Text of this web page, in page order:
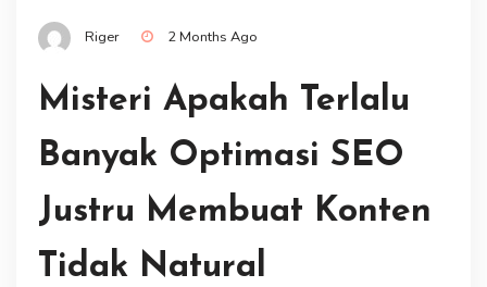
Riger 2 Months Ago
Misteri Apakah Terlalu
Banyak Optimasi SEO
Justru Membuat Konten
Tidak Natural